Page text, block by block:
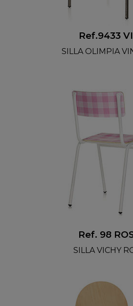
Ref.9433
SILLA OLIMPIA
Ref. 98
SILLA VICHY